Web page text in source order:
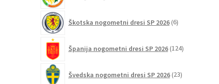
Škotska nogometni dresi SP 2026 6izdelkov
Španija nogometni dresi SP 2026 124izdelkov
Švedska nogometni dresi SP 2026 23izdelkov